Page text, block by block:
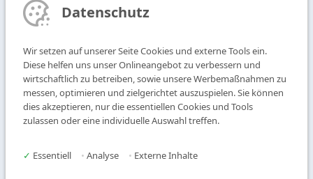
+49 9104 825-0
+49 9104 825-250
info@vogl-deckensysteme.de
Deckengestaltung
Systeme
Produkte
Galerie
Über uns
Kontakt
Datenschutz
Wir setzen auf unserer Seite Cookies und externe Tools ein.
Diese helfen uns unser Onlineangebot zu verbessern und
wirtschaftlich zu betreiben, sowie unsere Werbemaßnahmen zu
messen, optimieren und zielgerichtet auszuspielen. Sie können
dies akzeptieren, nur die essentiellen Cookies und Tools
zulassen oder eine individuelle Auswahl treffen.
✓ Essentiell • Analyse • Externe Inhalte